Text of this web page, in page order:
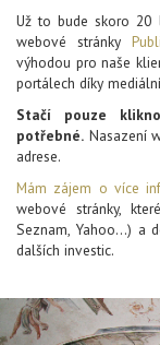
Už to bude skoro 20
webové stránky
výhodou pro naše
portálech díky
Stačí pouze
potřebné. Nasazení
adrese.
Mám zájem o více
webové stránky,
Seznam, Yahoo...) a
dalších investic.